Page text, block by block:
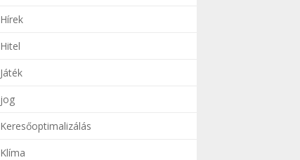
Hírek
Hitel
Játék
jog
Keresőoptimalizálás
Klíma